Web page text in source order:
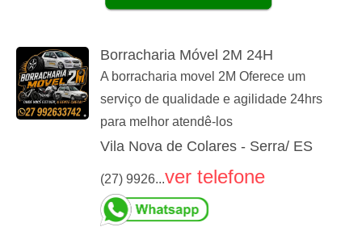
Borracharia Móvel 2M 24H
A borracharia movel 2M Oferece um
serviço de qualidade e agilidade 24hrs
para melhor atendê-los
Vila Nova de Colares - Serra/ ES
(27) 9926...ver telefone